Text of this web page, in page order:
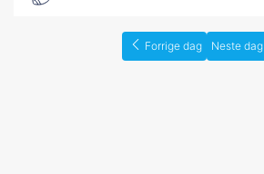
Forrige dag Neste dag